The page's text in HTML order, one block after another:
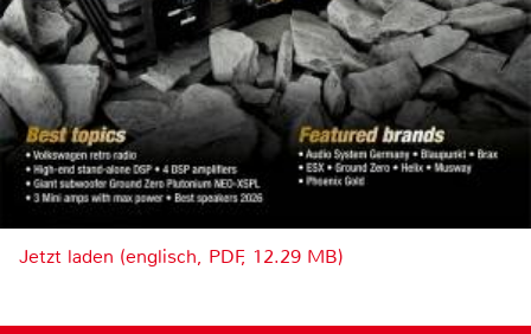
Jetzt laden (englisch, PDF, 12.29 MB)